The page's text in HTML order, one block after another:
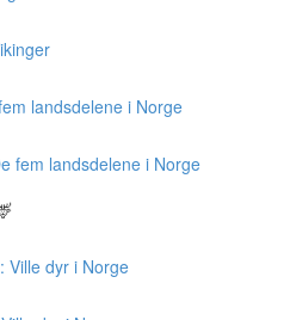
landsdelene i Norge
fem landsdelene i Norge
Ville dyr i Norge